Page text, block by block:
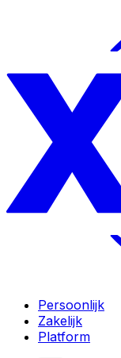
Persoonlijk
Zakelijk
Platform